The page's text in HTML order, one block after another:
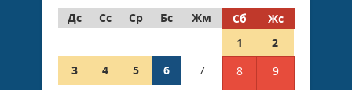
Дс
Сс Ср Бс Жм Сб
Жс
1
2
3
4 5 6 7 8
9